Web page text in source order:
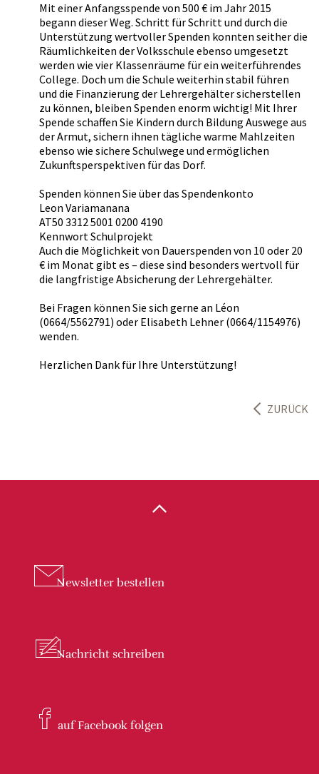
Mit einer Anfangsspende von 500 € im Jahr 2015
begann dieser Weg. Schritt für Schritt und durch die
Unterstützung wertvoller Spenden konnten seither die
Räumlichkeiten der Volksschule ebenso umgesetzt
werden wie vier Klassenräume für ein weiterführendes
College. Doch um die Schule weiterhin stabil führen
und die Finanzierung der Lehrergehälter sicherstellen
zu können, bleiben Spenden enorm wichtig! Mit Ihrer
Spende schaffen Sie Kindern durch Bildung Auswege aus
der Armut, sichern ihnen tägliche warme Mahlzeiten
ebenso wie sichere Schulwege und ermöglichen
Zukunftsperspektiven für das Dorf.
Spenden können Sie über das Spendenkonto
Leon Variamanana
AT50 3312 5001 0200 4190
Kennwort Schulprojekt
Auch die Möglichkeit von Dauerspenden von 10 oder 20
€ im Monat gibt es – diese sind besonders wertvoll für
die langfristige Absicherung der Lehrergehälter.
Bei Fragen können Sie sich gerne an Léon
(0664/5562791) oder Elisabeth Lehner (0664/1154976)
wenden.
Herzlichen Dank für Ihre Unterstützung!
ZURÜCK
Newsletter bestellen
Nachricht schreiben
auf Facebook folgen